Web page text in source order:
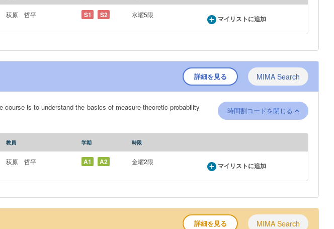
荻原 哲平 S1 S2 水曜5限 マイリストに追加
詳細を見る MIMA Search
is to understand the basics of measure-theoretic probability
時間割コードを閉じる
教員 学期 時限
荻原 哲平 A1 A2 金曜2限 マイリストに追加
詳細を見る MIMA Search